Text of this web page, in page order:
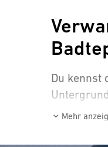
Du kennst
Mehr